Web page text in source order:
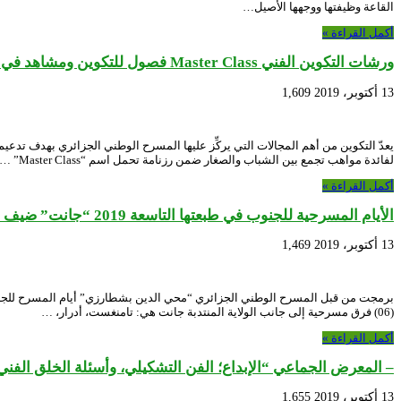
القاعة وظيفتها ووجهها الأصيل…
أكمل القراءة »
ورشات التكوين الفني Master Class فصول للتكوين ومشاهد في غواية الخشبة…
13 أكتوبر، 2019 1,609
لفائدة مواهب تجمع بين الشباب والصغار ضمن رزنامة تحمل اسم “Master Class” …
أكمل القراءة »
الأيام المسرحية للجنوب في طبعتها التاسعة 2019 “جانت” ضيف الشرف.. وحضور فرق من الجنوب لإبراز مواهبهم..
13 أكتوبر، 2019 1,469
(06) فرق مسرحية إلى جانب الولاية المنتدبة جانت هي: تامنغست، أدرار، …
أكمل القراءة »
– المعرض الجماعي “الإبداع؛ الفن التشكيلي، وأسئلة الخلق
13 أكتوبر، 2019 1,655